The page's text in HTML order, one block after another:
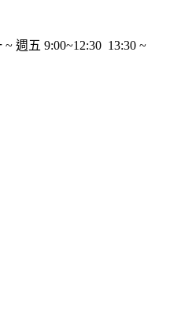
週五 9:00~12:30 13:30 ~